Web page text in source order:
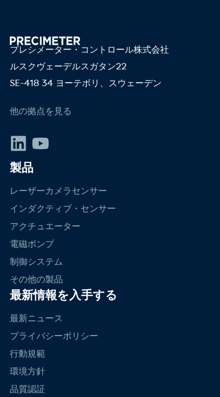
プレシメーター・コントロール株式会社
ルスクヴェーデルスガタン22
SE-418 34 ヨーテボリ、スウェーデン
他の拠点を見る
リンクトイン
製品
レーザーカメラセンサー
インダクティブ・センサー
アクチュエーター
電磁ポンプ
制御システム
その他の製品
最新情報を入手する
最新ニュース
プライバシーポリシー
行動規範
環境方針
品質認証